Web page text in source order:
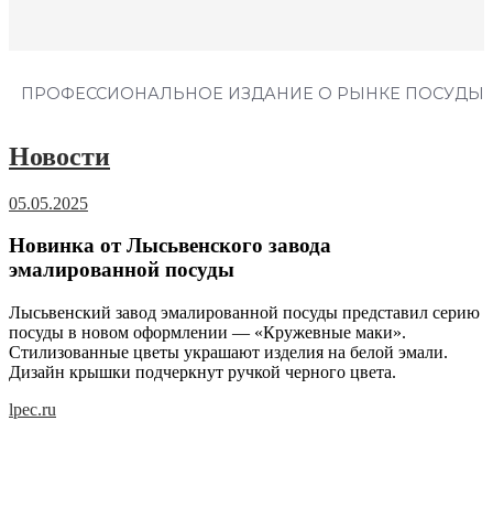
ПРОФЕССИОНАЛЬНОЕ ИЗДАНИЕ О РЫНКЕ ПОСУДЫ
Новости
05.05.2025
Новинка от Лысьвенского завода
эмалированной посуды
Лысьвенский завод эмалированной посуды представил серию
посуды в новом оформлении — «Кружевные маки».
Стилизованные цветы украшают изделия на белой эмали.
Дизайн крышки подчеркнут ручкой черного цвета.
lpec.ru